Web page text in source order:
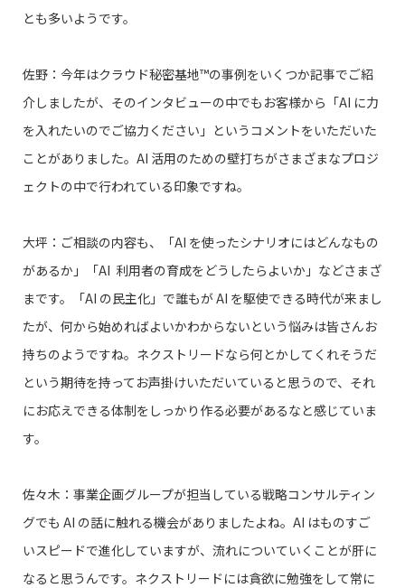
とも多いようです。
佐野：今年はクラウド秘密基地™の事例をいくつか記事でご紹
介しましたが、そのインタビューの中でもお客様から「AI に力
を入れたいのでご協力ください」というコメントをいただいた
ことがありました。AI 活用のための壁打ちがさまざまなプロジ
ェクトの中で行われている印象ですね。
大坪：ご相談の内容も、「AI を使ったシナリオにはどんなもの
があるか」「AI 利用者の育成をどうしたらよいか」などさまざ
まです。「AI の民主化」で誰もが AI を駆使できる時代が来まし
たが、何から始めればよいかわからないという悩みは皆さんお
持ちのようですね。ネクストリードなら何とかしてくれそうだ
という期待を持ってお声掛けいただいていると思うので、それ
にお応えできる体制をしっかり作る必要があるなと感じていま
す。
佐々木：事業企画グループが担当している戦略コンサルティン
グでも AI の話に触れる機会がありましたよね。AI はものすご
いスピードで進化していますが、流れについていくことが肝に
なると思うんです。ネクストリードには貪欲に勉強をして常に